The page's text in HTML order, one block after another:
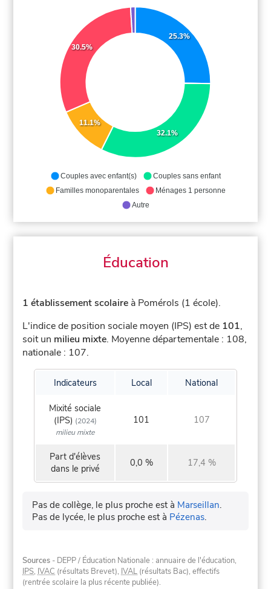
25.3%
32.1%
11.1%
30.5%
Couples avec enfant(s)
Couples sans enfant
Familles monoparentales
Ménages 1 personne
Autre
Éducation
1 établissement scolaire à Pomérols (1 école).
L'indice de position sociale moyen (IPS) est de 101,
soit un milieu mixte. Moyenne départementale : 108,
nationale : 107.
Indicateurs Local National
Mixité sociale
(IPS) (2024)
milieu mixte
101 107
Part d'élèves
dans le privé
0,0 % 17,4 %
Pas de collège, le plus proche est à Marseillan.
Pas de lycée, le plus proche est à Pézenas.
Sources - DEPP / Éducation Nationale : annuaire de l'éducation,
IPS, IVAC (résultats Brevet), IVAL (résultats Bac), effectifs
(rentrée scolaire la plus récente publiée).